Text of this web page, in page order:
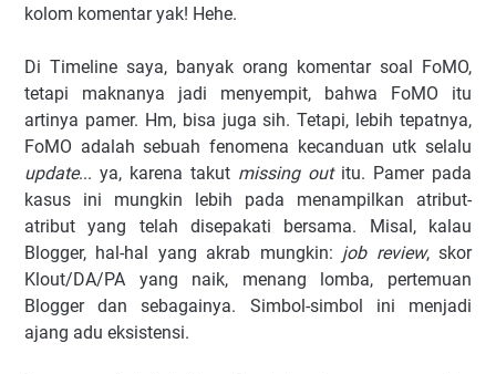
kolom komentar yak! Hehe.
Di Timeline saya, banyak orang komentar soal FoMO,
tetapi maknanya jadi menyempit, bahwa FoMO itu
artinya pamer. Hm, bisa juga sih. Tetapi, lebih tepatnya,
FoMO adalah sebuah fenomena kecanduan utk selalu
update... ya, karena takut missing outitu. Pamer pada
kasus ini mungkin lebih pada menampilkan atribut-
atribut yang telah disepakati bersama. Misal, kalau
Blogger, hal-hal yang akrab mungkin: job review, skor
Klout/DA/PA yang naik, menang lomba, pertemuan
Blogger dan sebagainya. Simbol-simbol ini menjadi
ajang adu eksistensi.